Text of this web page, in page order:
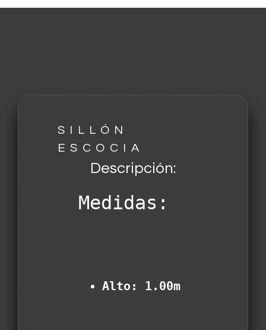
SILLÓN
ESCOCIA
Descripción:
Medidas:
Alto: 1.00m